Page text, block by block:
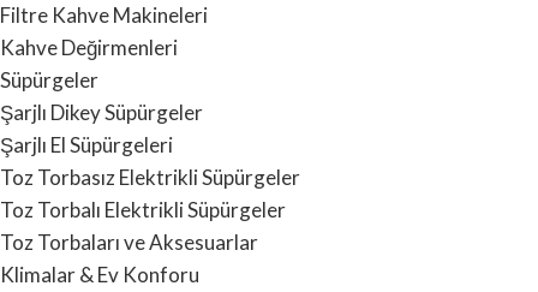
Filtre Kahve Makineleri
Kahve Değirmenleri
Süpürgeler
Şarjlı Dikey Süpürgeler
Şarjlı El Süpürgeleri
Toz Torbasız Elektrikli Süpürgeler
Toz Torbalı Elektrikli Süpürgeler
Toz Torbaları ve Aksesuarlar
Klimalar & Ev Konforu